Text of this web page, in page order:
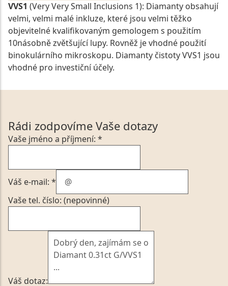
VVS1 (Very Very Small Inclusions 1): Diamanty obsahují
velmi, velmi malé inkluze, které jsou velmi těžko
objevitelné kvalifikovaným gemologem s použitím
10násobně zvětšující lupy. Rovněž je vhodné použití
binokulárního mikroskopu. Diamanty čistoty VVS1 jsou
vhodné pro investiční účely.
Rádi zodpovíme Vaše dotazy
Vaše jméno a příjmení: *
Váš e-mail: *
Vaše tel. číslo: (nepovinné)
Váš dotaz: